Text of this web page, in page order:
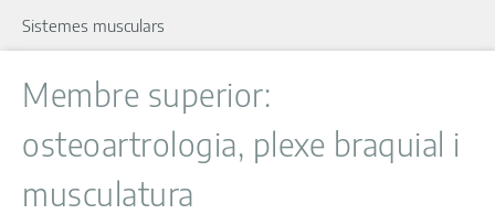
Sistemes musculars
Membre superior:
osteoartrologia, plexe braquial i
musculatura